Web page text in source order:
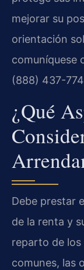
mejorar su
orientación
comuníquese
(888) 437-
¿Qué
Debe prestar
de la renta y
reparto de
comunes, las